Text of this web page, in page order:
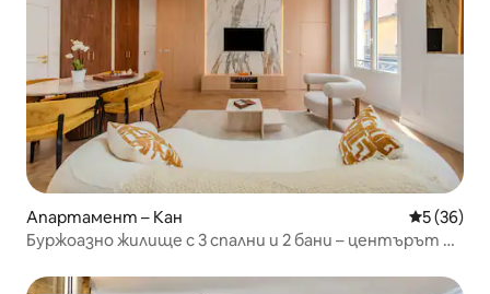
Апартамент – Кан Средна
5 (36)
Буржоазно жилище с 3 спални и 2 бани – центърът на